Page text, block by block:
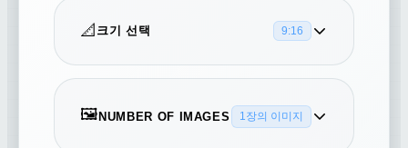
📐 크기 선택 9:16
🖼️NUMBER OF IMAGES 1장의 이미지